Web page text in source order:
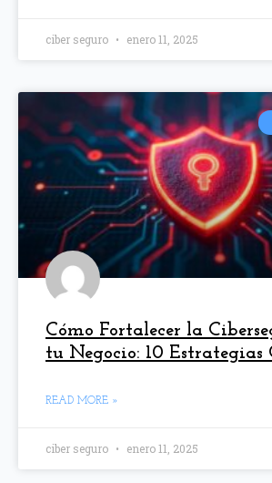
ciber seguro enero 11, 2025
Cómo Fortalecer la
tu Negocio: 10 Estrategias
READ MORE »
ciber seguro enero 11, 2025